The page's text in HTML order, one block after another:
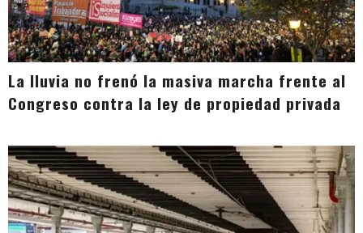
La lluvia no frenó la masiva marcha frente al
Congreso contra la ley de propiedad privada